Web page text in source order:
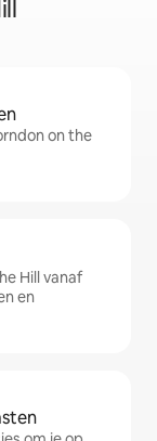
on the
Hill vanaf
en